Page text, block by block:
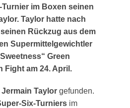
im Boxen seinen
Taylor hatte nach
Rückzug aus dem
Supermittelgewichtler
Green
Fight am 24. April.
Jermain Taylor gefunden.
Six-Turniers im